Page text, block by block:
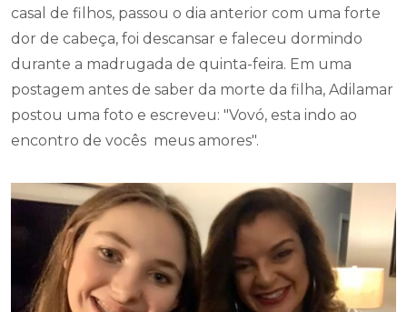
casal de filhos, passou o dia anterior com uma forte
dor de cabeça, foi descansar e faleceu dormindo
durante a madrugada de quinta-feira. Em uma
postagem antes de saber da morte da filha, Adilamar
postou uma foto e escreveu: "Vovó, esta indo ao
encontro de vocês meus amores".